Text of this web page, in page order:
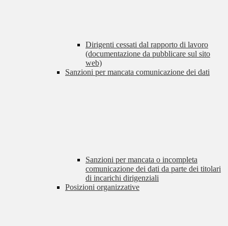
Dirigenti cessati dal rapporto di lavoro
(documentazione da pubblicare sul sito
web)
Sanzioni per mancata comunicazione dei dati
Sanzioni per mancata o incompleta
comunicazione dei dati da parte dei titolari
di incarichi dirigenziali
Posizioni organizzative